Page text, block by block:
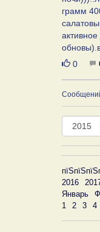
грамм
0
Год
2016
Январь
1
2 3 4